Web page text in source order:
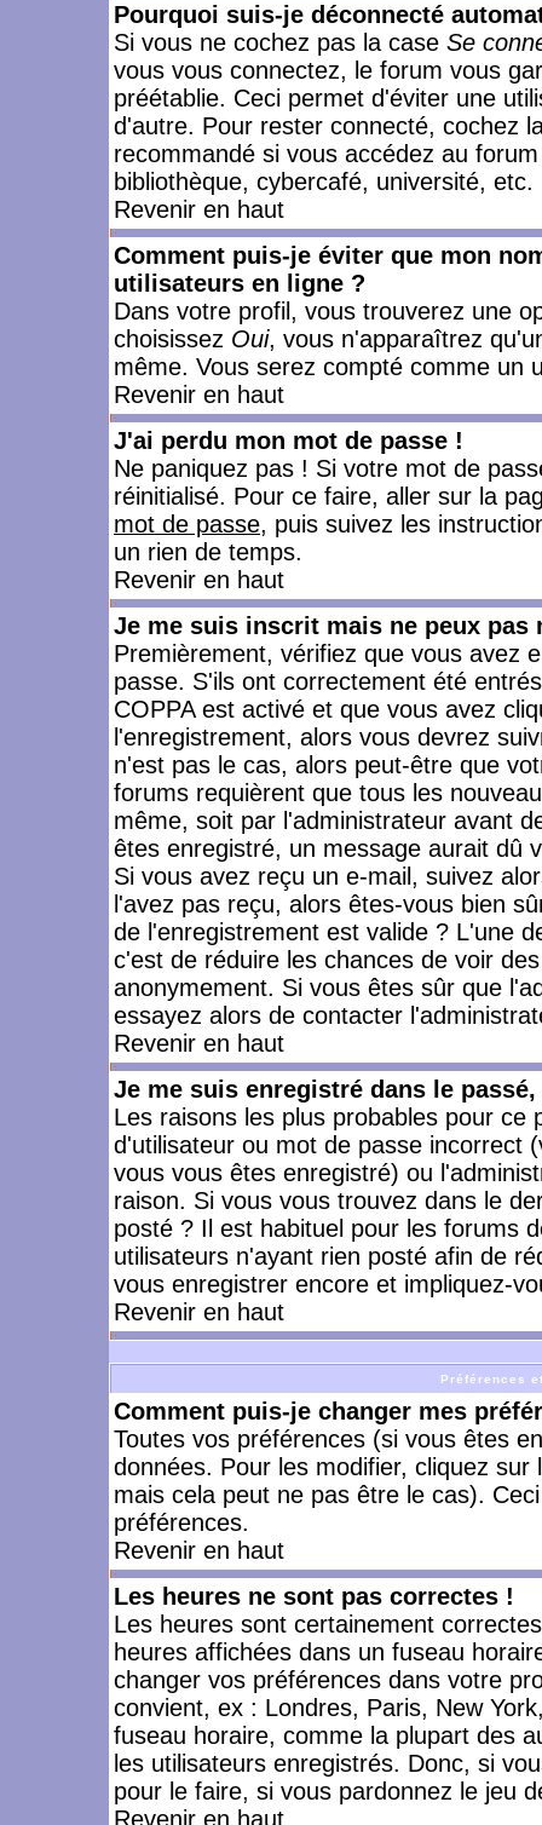
Pourquoi suis-je déconnecté
Si vous ne cochez pas la case Se
vous vous connectez, le forum vous
préétablie. Ceci permet d'éviter une
d'autre. Pour rester connecté, cochez
recommandé si vous accédez au
bibliothèque, cybercafé, université, etc.
Revenir en haut
Comment puis-je éviter que mon
utilisateurs en ligne ?
Dans votre profil, vous trouverez une
choisissez Oui, vous n'apparaîtrez
même. Vous serez compté comme un
Revenir en haut
J'ai perdu mon mot de passe !
Ne paniquez pas ! Si votre mot de
réinitialisé. Pour ce faire, aller sur la
mot de passe, puis suivez les
un rien de temps.
Revenir en haut
Je me suis inscrit mais ne peux pas
Premièrement, vérifiez que vous avez
passe. S'ils ont correctement été
COPPA est activé et que vous avez
l'enregistrement, alors vous devrez
n'est pas le cas, alors peut-être que
forums requièrent que tous les
même, soit par l'administrateur avant
êtes enregistré, un message aurait dû
Si vous avez reçu un e-mail, suivez
l'avez pas reçu, alors êtes-vous bien
de l'enregistrement est valide ? L'une
c'est de réduire les chances de voir
anonymement. Si vous êtes sûr que
essayez alors de contacter
Revenir en haut
Je me suis enregistré dans le
Les raisons les plus probables pour
d'utilisateur ou mot de passe incorrect
vous vous êtes enregistré) ou
raison. Si vous vous trouvez dans le
posté ? Il est habituel pour les forums
utilisateurs n'ayant rien posté afin de
vous enregistrer encore et impliquez-
Revenir en haut
Préférences
Comment puis-je changer mes
Toutes vos préférences (si vous êtes
données. Pour les modifier, cliquez sur
mais cela peut ne pas être le cas).
préférences.
Revenir en haut
Les heures ne sont pas correctes !
Les heures sont certainement
heures affichées dans un fuseau
changer vos préférences dans votre
convient, ex : Londres, Paris, New
fuseau horaire, comme la plupart des
les utilisateurs enregistrés. Donc, si
pour le faire, si vous pardonnez le jeu
Revenir en haut